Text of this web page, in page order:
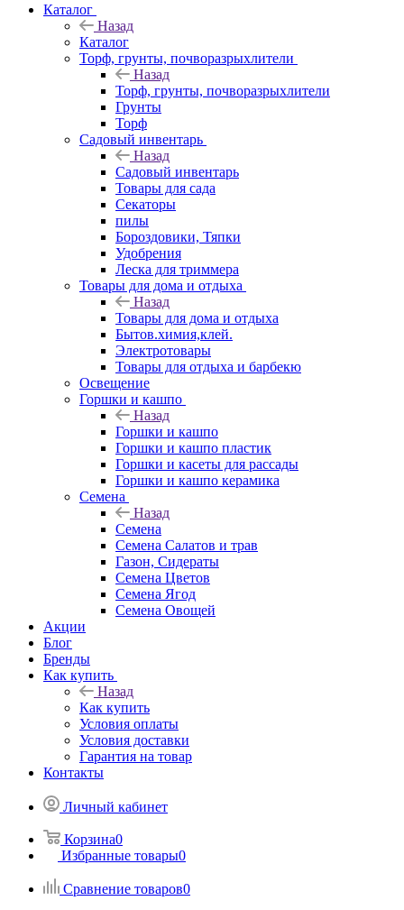
Каталог
Назад
Каталог
Торф, грунты, почворазрыхлители
Назад
Торф, грунты, почворазрыхлители
Грунты
Торф
Садовый инвентарь
Назад
Садовый инвентарь
Товары для сада
Секаторы
пилы
Бороздовики, Тяпки
Удобрения
Леска для триммера
Товары для дома и отдыха
Назад
Товары для дома и отдыха
Бытов.химия,клей.
Электротовары
Товары для отдыха и барбекю
Освещение
Горшки и кашпо
Назад
Горшки и кашпо
Горшки и кашпо пластик
Горшки и касеты для рассады
Горшки и кашпо керамика
Семена
Назад
Семена
Семена Салатов и трав
Газон, Сидераты
Семена Цветов
Семена Ягод
Семена Овощей
Акции
Блог
Бренды
Как купить
Назад
Как купить
Условия оплаты
Условия доставки
Гарантия на товар
Контакты
Личный кабинет
Корзина0
Избранные товары0
Сравнение товаров0